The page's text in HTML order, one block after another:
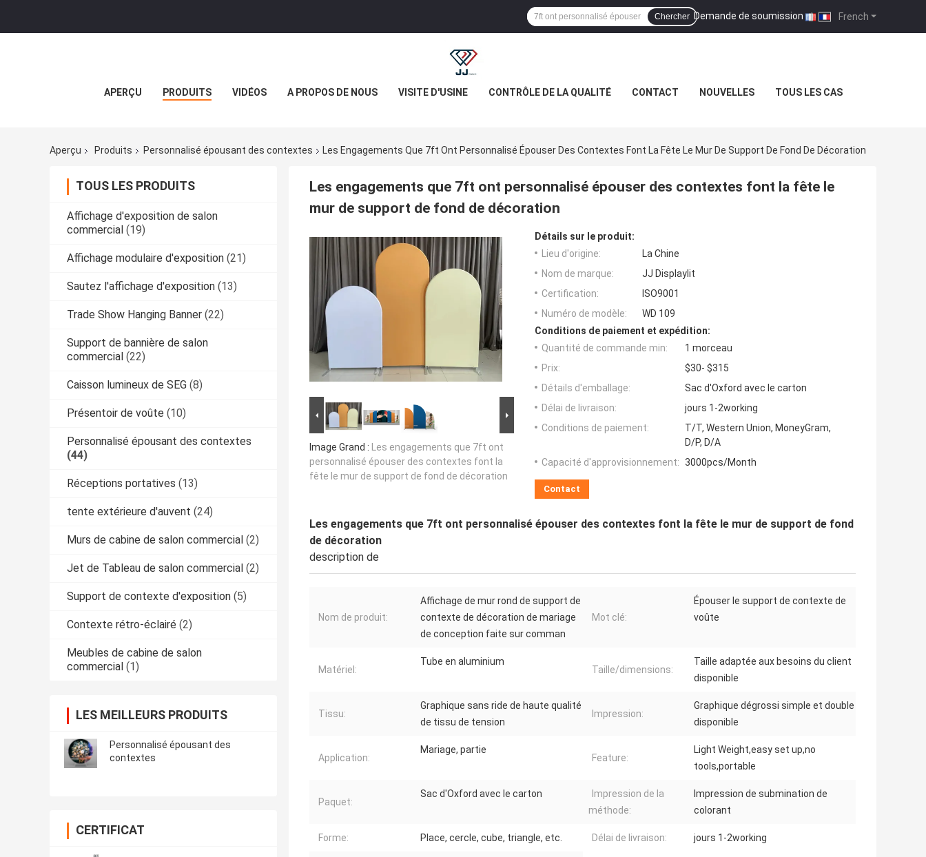
French
Demande de soumission |
Chercher
APERÇU PRODUITS VIDÉOS A PROPOS DE NOUS VISITE D'USINE CONTRÔLE DE LA QUALITÉ CONTACT NOUVELLES TOUS LES CAS
Aperçu Produits Personnalisé épousant des contextes Les Engagements Que 7ft Ont Personnalisé Épouser Des Contextes Font La Fête Le Mur De Support De Fond De Décoration
TOUS LES PRODUITS
Affichage d'exposition de salon
commercial (19)
Affichage modulaire d'exposition (21)
Sautez l'affichage d'exposition (13)
Trade Show Hanging Banner (22)
Support de bannière de salon
commercial (22)
Caisson lumineux de SEG (8)
Présentoir de voûte (10)
Personnalisé épousant des contextes
(44)
Réceptions portatives (13)
tente extérieure d'auvent (24)
Murs de cabine de salon commercial (2)
Jet de Tableau de salon commercial (2)
Support de contexte d'exposition (5)
Contexte rétro-éclairé (2)
Meubles de cabine de salon
commercial (1)
LES MEILLEURS PRODUITS
Personnalisé épousant des
contextes
CERTIFICAT
Les engagements que 7ft ont personnalisé épouser des contextes font la fête le
mur de support de fond de décoration
Image Grand : Les engagements que 7ft ont
personnalisé épouser des contextes font la
fête le mur de support de fond de décoration
Détails sur le produit:
Lieu d'origine:
La Chine
Nom de marque:
JJ Displaylit
Certification:
ISO9001
Numéro de modèle:
WD 109
Conditions de paiement et expédition:
Quantité de commande min:
1 morceau
Prix:
$30- $315
Détails d'emballage:
Sac d'Oxford avec le carton
Délai de livraison:
jours 1-2working
Conditions de paiement:
T/T, Western Union, MoneyGram,
D/P, D/A
Capacité d'approvisionnement: 3000pcs/Month
Contact
Les engagements que 7ft ont personnalisé épouser des contextes font la fête le mur de support de fond
de décoration
description de
Nom de produit:
Affichage de mur rond de support de
contexte de décoration de mariage
de conception faite sur comman
Mot clé:
Épouser le support de contexte de
voûte
Matériel:
Tube en aluminium
Taille/dimensions:
Taille adaptée aux besoins du client
disponible
Tissu:
Graphique sans ride de haute qualité
de tissu de tension
Impression:
Graphique dégrossi simple et double
disponible
Application:
Mariage, partie
Feature:
Light Weight,easy set up,no
tools,portable
Paquet:
Sac d'Oxford avec le carton
Impression de la
méthode:
Impression de submination de
colorant
Forme: Place, cercle, cube, triangle, etc. Délai de livraison: jours 1-2working